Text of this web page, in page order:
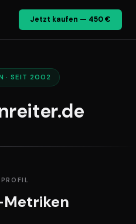
Jetzt kaufen — 450 €
· SEIT 2002